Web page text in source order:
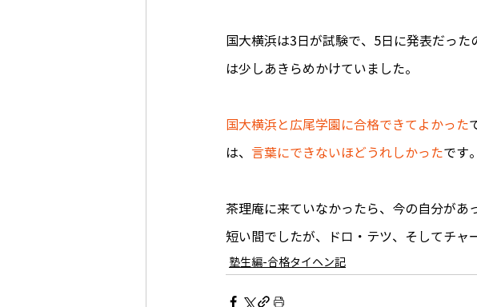
国大横浜は3日が試験で、5日に発表だっ
は少しあきらめかけていました。
国大横浜と広尾学園に合格できてよかった
は、 言葉にできないほどうれしかったです。
茶理庵に来ていなかったら、今の自分があ
短い間でしたが、ドロ・テツ、そしてチャ
塾生編-合格タイヘン記